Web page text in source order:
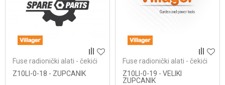
Fuse radionički alati - čekići
Z10LI-0-18 - ZUPCANIK
Fuse radionički alati - čekići
Z10LI-0-19 - VELIKI
ZUPCANIK